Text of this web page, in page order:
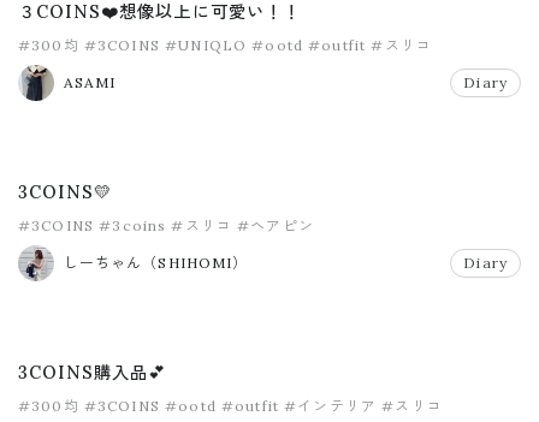
３COINS❤️想像以上に可愛い！！
#300均 #3COINS #UNIQLO #ootd #outfit #スリコ
ASAMI Diary
3COINS💛
#3COINS #3coins #スリコ #ヘアピン
しーちゃん（SHIHOMI） Diary
3COINS購入品💕
#300均 #3COINS #ootd #outfit #インテリア #スリコ